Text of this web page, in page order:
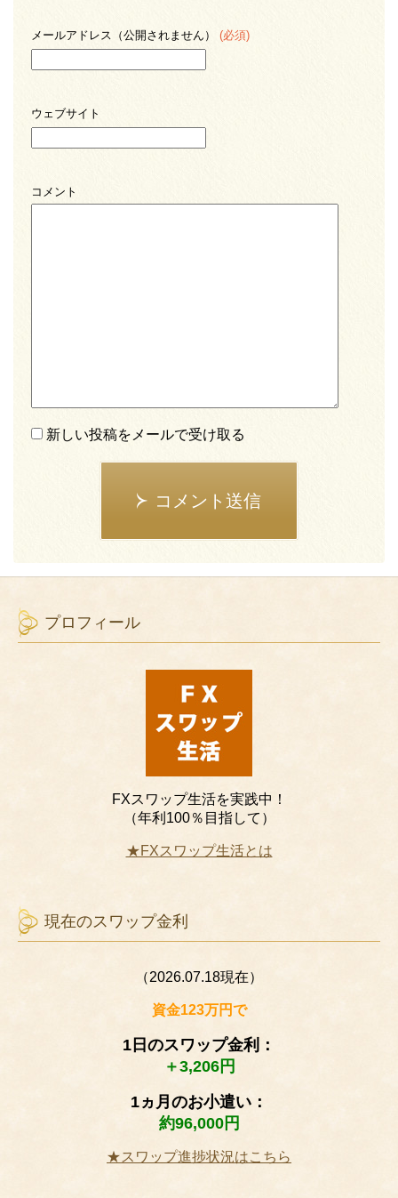
メールアドレス（公開されません） (必須)
ウェブサイト
コメント
新しい投稿をメールで受け取る
コメント送信
プロフィール
FXスワップ生活を実践中！
（年利100％目指して）
★FXスワップ生活とは
現在のスワップ金利
（2026.07.18現在）
資金123万円で
1日のスワップ金利：
＋3,206円
1ヵ月のお小遣い：
約96,000円
★スワップ進捗状況はこちら